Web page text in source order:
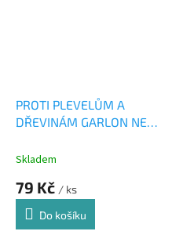
PROTI PLEVELŮM A
DŘEVINÁM GARLON NEW
Skladem
79 Kč / ks
Do košíku